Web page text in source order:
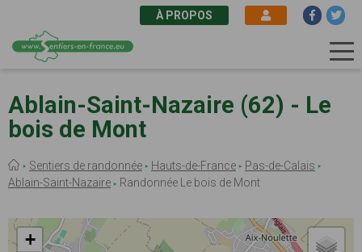
contenu
principal
À PROPOS
Ablain-Saint-Nazaire (62) - Le
bois de Mont
Fil
d'Ariane
Sentiers de randonnée Hauts-de-France
Pas-de-Calais
Ablain-Saint-Nazaire
Randonnée Le bois de Mont
+